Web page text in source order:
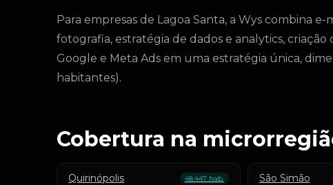
Para empresas de Lagoa Santa, a Wys combina
fotografia, estratégia de dados e analytics,
Google e Meta Ads em uma estratégia única,
habitantes).
Cobertura na
Quirinópolis 48.447 hab. São Simão